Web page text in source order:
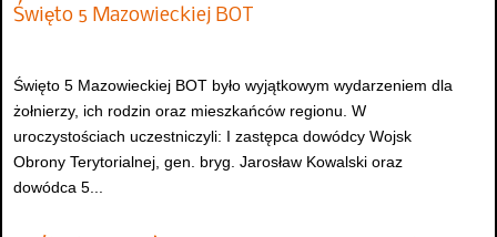
Święto 5 Mazowieckiej BOT
Święto 5 Mazowieckiej BOT było wyjątkowym wydarzeniem dla
żołnierzy, ich rodzin oraz mieszkańców regionu. W
uroczystościach uczestniczyli: I zastępca dowódcy Wojsk
Obrony Terytorialnej, gen. bryg. Jarosław Kowalski oraz
dowódca 5...